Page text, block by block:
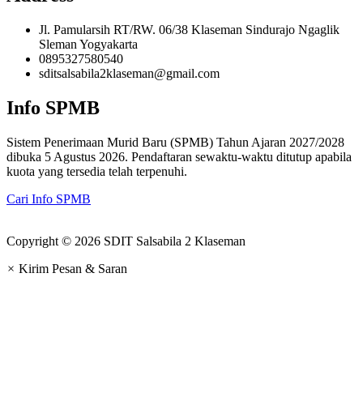
Jl. Pamularsih RT/RW. 06/38 Klaseman Sindurajo Ngaglik
Sleman Yogyakarta
0895327580540
sditsalsabila2klaseman@gmail.com
Info SPMB
Sistem Penerimaan Murid Baru (SPMB) Tahun Ajaran 2027/2028
dibuka 5 Agustus 2026. Pendaftaran sewaktu-waktu ditutup apabila
kuota yang tersedia telah terpenuhi.
Cari Info SPMB
Copyright © 2026 SDIT Salsabila 2 Klaseman
× Kirim Pesan & Saran